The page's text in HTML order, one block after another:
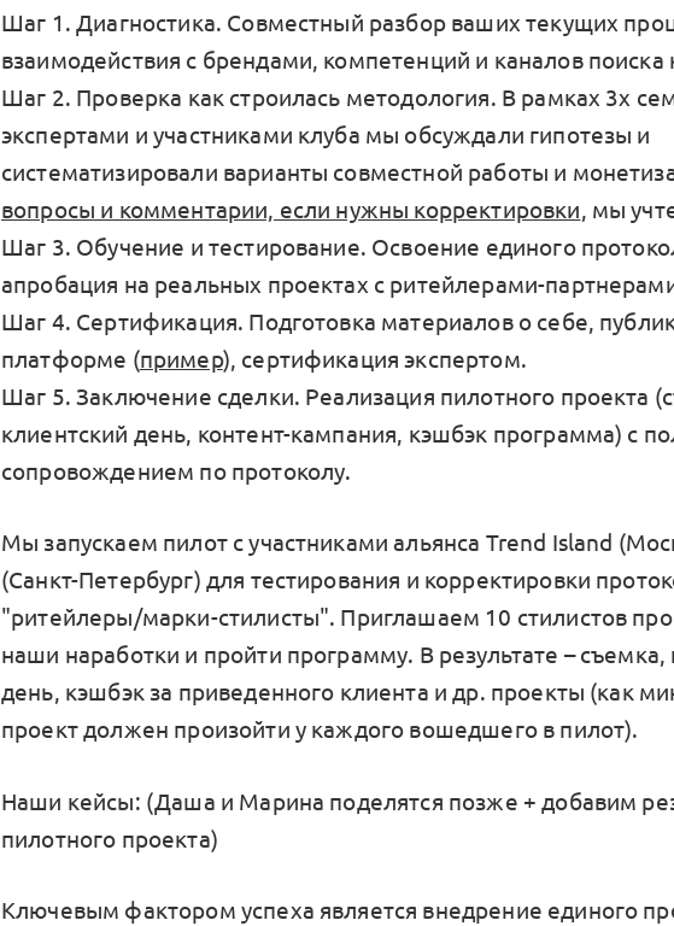
Шаг 1. Диагностика. Совместный разбор ваших текущих
взаимодействия с брендами, компетенций и каналов поиска
Шаг 2. Проверка как строилась методология. В рамках 3х
экспертами и участниками клуба мы обсуждали гипотезы и
систематизировали варианты совместной работы и
вопросы и комментарии, если нужны корректировки, мы
Шаг 3. Обучение и тестирование. Освоение единого
апробация на реальных проектах с ритейлерами-
Шаг 4. Сертификация. Подготовка материалов о себе,
платформе (пример), сертификация экспертом.
Шаг 5. Заключение сделки. Реализация пилотного проекта
клиентский день, контент-кампания, кэшбэк программа) с
сопровождением по протоколу.
Мы запускаем пилот с участниками альянса Trend Island
(Санкт-Петербург) для тестирования и корректировки
"ритейлеры/марки-стилисты". Приглашаем 10 стилистов
наши наработки и пройти программу. В результате – съемка,
день, кэшбэк за приведенного клиента и др. проекты (как
проект должен произойти у каждого вошедшего в пилот).
Наши кейсы: (Даша и Марина поделятся позже + добавим
пилотного проекта)
Ключевым фактором успеха является внедрение единого